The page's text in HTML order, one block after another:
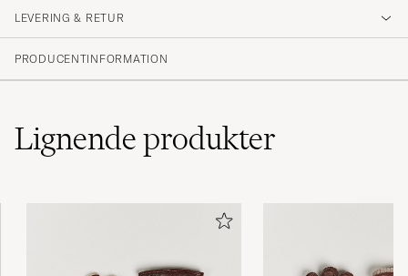
(30)
(2)
Mjuka och riktigt sköna.
KØBTE PÅ CAREOFCARL.SE
LEVERING & RETUR
PRODUCENTINFORMATION
Lignendeprodukter